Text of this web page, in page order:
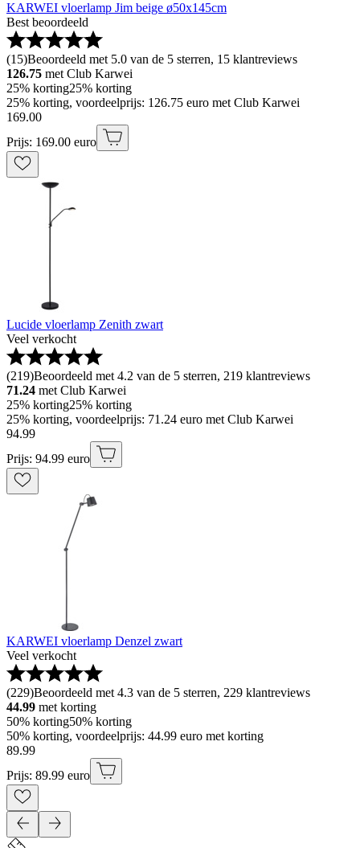
KARWEI vloerlamp Jim beige ø50x145cm
Best beoordeeld
(15)Beoordeeld met 5.0 van de 5 sterren, 15 klantreviews
126.75 met Club Karwei
25% korting25% korting
25% korting, voordeelprijs: 126.75 euro met Club Karwei
169.00
Prijs: 169.00 euro
Lucide vloerlamp Zenith zwart
Veel verkocht
(219)Beoordeeld met 4.2 van de 5 sterren, 219 klantreviews
71.24 met Club Karwei
25% korting25% korting
25% korting, voordeelprijs: 71.24 euro met Club Karwei
94.99
Prijs: 94.99 euro
KARWEI vloerlamp Denzel zwart
Veel verkocht
(229)Beoordeeld met 4.3 van de 5 sterren, 229 klantreviews
44.99 met korting
50% korting50% korting
50% korting, voordeelprijs: 44.99 euro met korting
89.99
Prijs: 89.99 euro